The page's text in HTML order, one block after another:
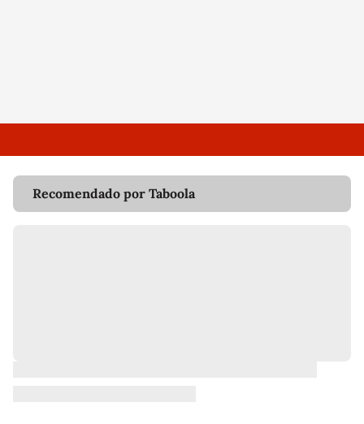
Recomendado por Taboola